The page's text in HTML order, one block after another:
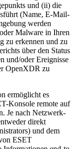
und (ii) die
(Name, E-Mail-
werden
Malware in Ihren
zu erkennen und zu
über den Status
und/oder Ereignisse
OpenXDR zu
ermöglicht es
Konsole remote auf
Je nach Netzwerk-
direkt
und dem
ESET